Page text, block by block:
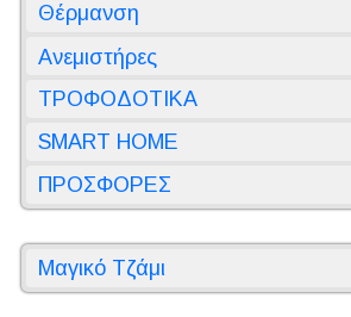
Θέρμανση
Ανεμιστήρες
ΤΡΟΦΟΔΟΤΙΚΑ
SMART HOME
ΠΡΟΣΦΟΡΕΣ
Μαγικό Τζάμι